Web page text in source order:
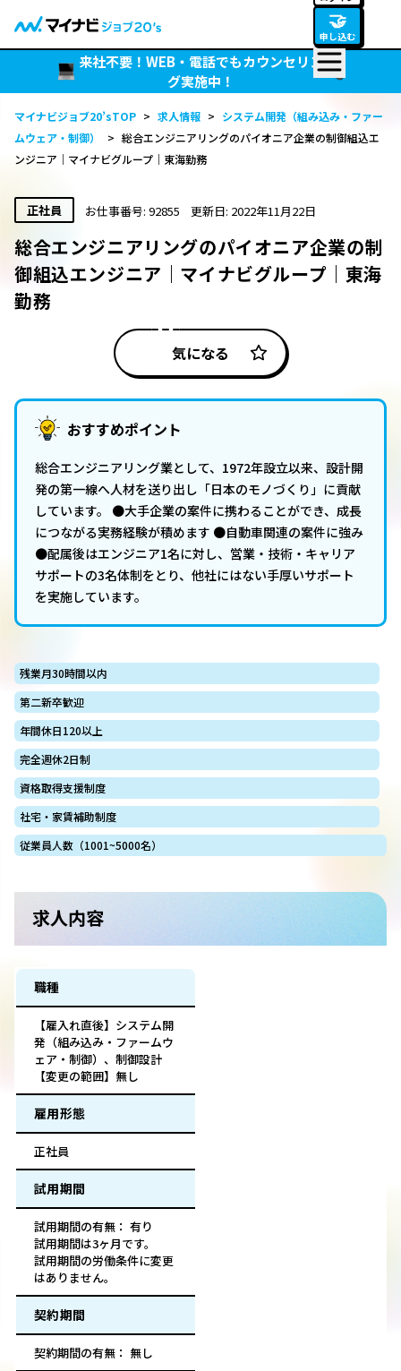
🤝
申し込む
来社不要！WEB・電話でもカウンセリン
グ実施中！
マイナビジョブ20’sTOP > 求人情報 > システム開発（組み込み・ファー
ムウェア・制御）
> 総合エンジニアリングのパイオニア企業の制御組込エ
ンジニア｜マイナビグループ｜東海勤務
正社員 お仕事番号: 92855 更新日: 2022年11月22日
総合エンジニアリングのパイオニア企業の制
御組込エンジニア｜マイナビグループ｜東海
勤務
気になる
おすすめポイント
総合エンジニアリング業として、1972年設立以来、設計開
発の第一線へ人材を送り出し「日本のモノづくり」に貢献
しています。 ●大手企業の案件に携わることができ、成長
につながる実務経験が積めます ●自動車関連の案件に強み
●配属後はエンジニア1名に対し、営業・技術・キャリア
サポートの3名体制をとり、他社にはない手厚いサポート
を実施しています。
残業月30時間以内
第二新卒歓迎
年間休日120以上
完全週休2日制
資格取得支援制度
社宅・家賃補助制度
従業員人数（1001~5000名）
求人内容
職種
【雇入れ直後】システム開
発（組み込み・ファームウ
ェア・制御）、制御設計
【変更の範囲】無し
雇用形態
正社員
試用期間
試用期間の有無： 有り
試用期間は3ヶ月です。
試用期間の労働条件に変更
はありません。
契約期間
契約期間の有無： 無し